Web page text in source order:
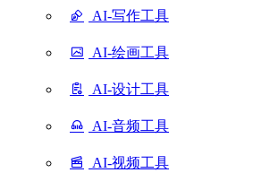
AI-写作工具
AI-绘画工具
AI-设计工具
AI-音频工具
AI-视频工具